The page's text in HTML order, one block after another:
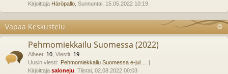
Kirjoittaja Häröpallo , Sunnuntai, 15.05.2022 10:19
Vapaa Keskustelu
Pehmomiekkailu Suomessa (2022)
Aiheet: 10 Viestit: 19
Uusin viesti: Pehmomiekkailu Suomessa e-jul…
Kirjoittaja saloneju , Tiistai, 02.08.2022 00:03